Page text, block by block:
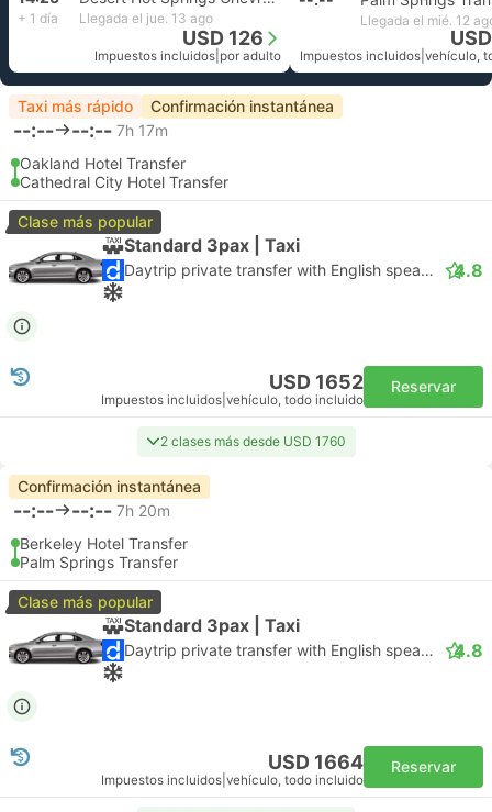
+ 1 día Llegada el jue. 13 ago
USD 126
Impuestos incluidos por adulto
Llegada el mié. 12
Impuestos incluidos vehículo,
Taxi más rápido Confirmación instantánea
--:-- --:-- 7h 17m
Oakland Hotel Transfer
Cathedral City Hotel Transfer
Clase más popular
Standard 3pax | Taxi
Daytrip private transfer with English speaking driver 4.8
USD 1652
Impuestos incluidos vehículo, todo incluido
Reservar
2 clases más desde USD 1760
Confirmación instantánea
--:-- --:-- 7h 20m
Berkeley Hotel Transfer
Palm Springs Transfer
Clase más popular
Standard 3pax | Taxi
Daytrip private transfer with English speaking driver 4.8
USD 1664
Impuestos incluidos vehículo, todo incluido
Reservar